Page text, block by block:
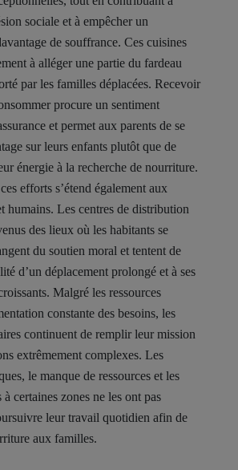
sociale et à empêcher un
de souffrance. Ces cuisines
à alléger une partie du fardeau
par les familles déplacées. Recevoir
procure un sentiment
et permet aux parents de se
sur leurs enfants plutôt que de
énergie à la recherche de nourriture.
efforts s’étend également aux
humains. Les centres de distribution
des lieux où les habitants se
du soutien moral et tentent de
d’un déplacement prolongé et à ses
Malgré les ressources
constante des besoins, les
continuent de remplir leur mission
extrêmement complexes. Les
le manque de ressources et les
à certaines zones ne les ont pas
leur travail quotidien afin de
aux familles.